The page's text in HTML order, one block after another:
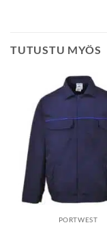
TUTUSTU MYÖS
PORTWEST